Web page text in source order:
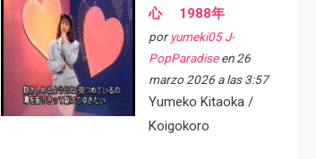
心 1988年
por yumeki05 J-
PopParadiseen 26
marzo 2026 a las 3:57
Yumeko Kitaoka /
Koigokoro